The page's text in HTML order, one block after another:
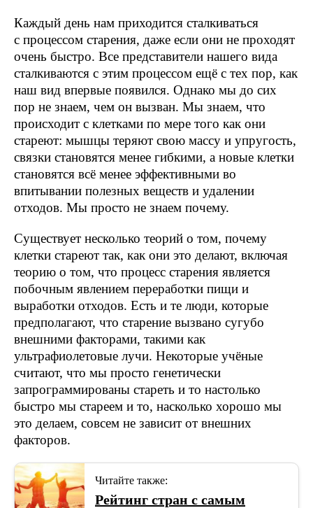
Каждый день нам приходится сталкиваться
с процессом старения, даже если они не проходят
очень быстро. Все представители нашего вида
сталкиваются с этим процессом ещё с тех пор, как
наш вид впервые появился. Однако мы до сих
пор не знаем, чем он вызван. Мы знаем, что
происходит с клетками по мере того как они
стареют: мышцы теряют свою массу и упругость,
связки становятся менее гибкими, а новые клетки
становятся всё менее эффективными во
впитывании полезных веществ и удалении
отходов. Мы просто не знаем почему.
Существует несколько теорий о том, почему
клетки стареют так, как они это делают, включая
теорию о том, что процесс старения является
побочным явлением переработки пищи и
выработки отходов. Есть и те люди, которые
предполагают, что старение вызвано сугубо
внешними факторами, такими как
ультрафиолетовые лучи. Некоторые учёные
считают, что мы просто генетически
запрограммированы стареть и то настолько
быстро мы стареем и то, насколько хорошо мы
это делаем, совсем не зависит от внешних
факторов.
Читайте также:
Рейтинг стран с самым